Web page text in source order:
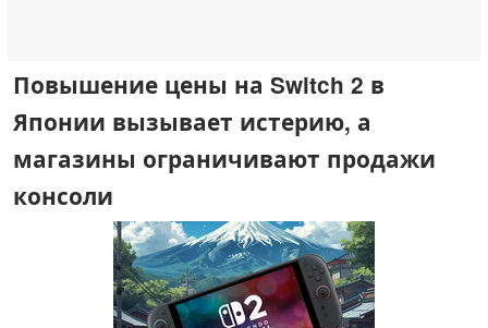
Повышение цены на Switch 2 в
Японии вызывает истерию, а
магазины ограничивают продажи
консоли